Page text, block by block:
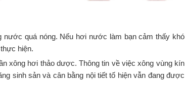
quá nóng. Nếu hơi nước làm bạn cảm thấy khó
hiện.
xông hơi thảo dược. Thông tin về việc xông vùng kín
sinh sản và cân bằng nội tiết tố hiện vẫn đang được